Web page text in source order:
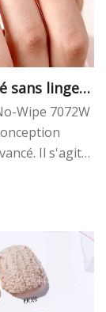
sans lingett
pour les on
Wipe 7072W
Il s'agit
de gel